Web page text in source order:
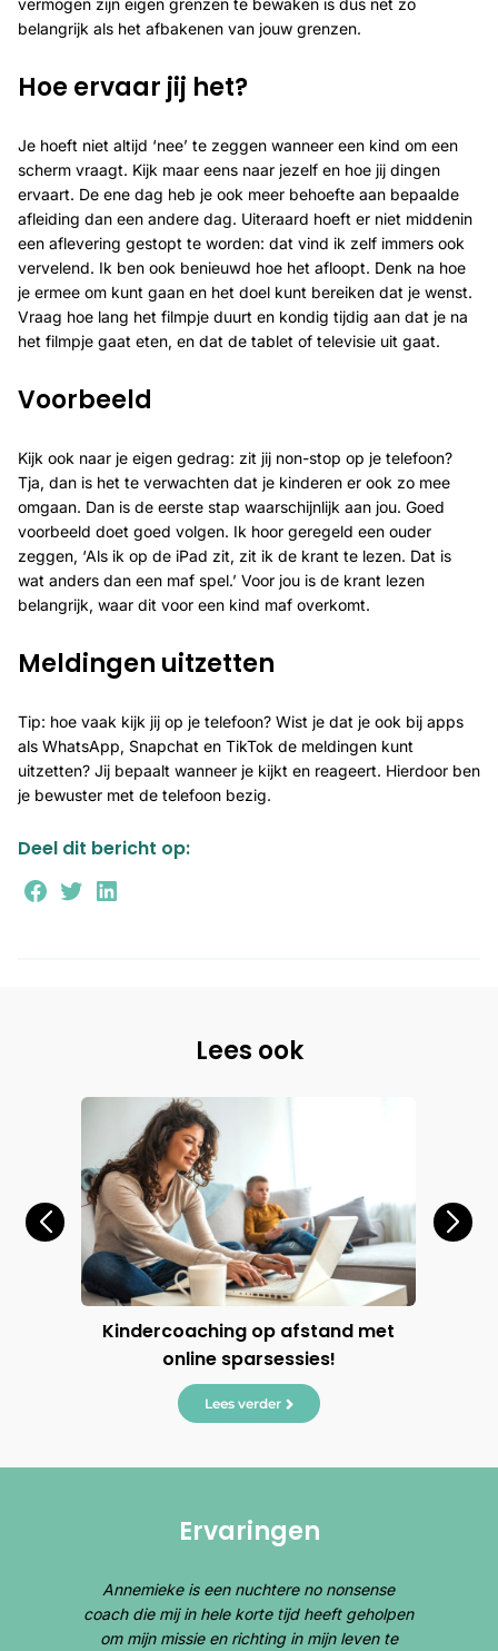
belangrijk als het afbakenen van jouw grenzen.
Hoe ervaar jij het?
Je hoeft niet altijd ‘nee’ te zeggen wanneer een kind om een
scherm vraagt. Kijk maar eens naar jezelf en hoe jij dingen
ervaart. De ene dag heb je ook meer behoefte aan bepaalde
afleiding dan een andere dag. Uiteraard hoeft er niet middenin
een aflevering gestopt te worden: dat vind ik zelf immers ook
vervelend. Ik ben ook benieuwd hoe het afloopt. Denk na hoe
je ermee om kunt gaan en het doel kunt bereiken dat je wenst.
Vraag hoe lang het filmpje duurt en kondig tijdig aan dat je na
het filmpje gaat eten, en dat de tablet of televisie uit gaat.
Voorbeeld
Kijk ook naar je eigen gedrag: zit jij non-stop op je telefoon?
Tja, dan is het te verwachten dat je kinderen er ook zo mee
omgaan. Dan is de eerste stap waarschijnlijk aan jou. Goed
voorbeeld doet goed volgen. Ik hoor geregeld een ouder
zeggen, ‘Als ik op de iPad zit, zit ik de krant te lezen. Dat is
wat anders dan een maf spel.’ Voor jou is de krant lezen
belangrijk, waar dit voor een kind maf overkomt.
Meldingen uitzetten
Tip: hoe vaak kijk jij op je telefoon? Wist je dat je ook bij apps
als WhatsApp, Snapchat en TikTok de meldingen kunt
uitzetten? Jij bepaalt wanneer je kijkt en reageert. Hierdoor ben
je bewuster met de telefoon bezig.
Deel dit bericht op:
https://www.facebook.com
TwitterLinkedIn
Lees ook
Kindercoaching op afstand met
online sparsessies!
Lees verder
Ervaringen
Annemieke is een nuchtere no nonsense
coach die mij in hele korte tijd heeft geholpen
om mijn missie en richting in mijn leven te